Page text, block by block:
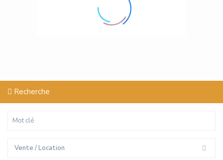
Recherche
Vente / Location